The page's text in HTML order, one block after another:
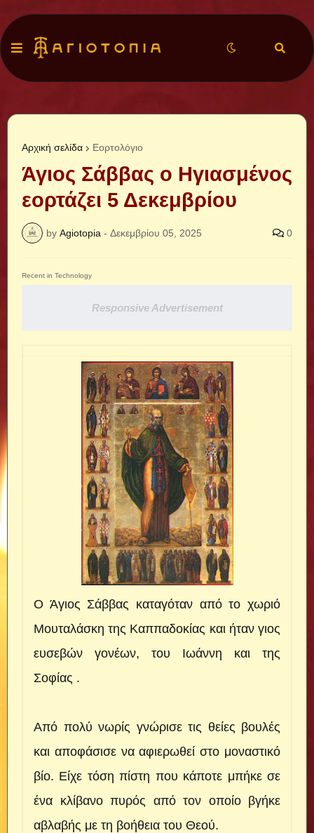
Αρχική σελίδα Εορτολόγιο
Άγιος Σάββας ο Ηγιασμένος
εορτάζει 5 Δεκεμβρίου
by Agiotopia - Δεκεμβρίου 05, 2025 0
Recent in Technology
Responsive Advertisement
Ο Άγιος Σάββας καταγόταν από το χωριό
Μουταλάσκη της Καππαδοκίας και ήταν γιος
ευσεβών γονέων, του Ιωάννη και της
Σοφίας .
Από πολύ νωρίς γνώρισε τις θείες βουλές
και αποφάσισε να αφιερωθεί στο μοναστικό
βίο. Είχε τόση πίστη που κάποτε μπήκε σε
ένα κλίβανο πυρός από τον οποίο βγήκε
αβλαβής με τη βοήθεια του Θεού.